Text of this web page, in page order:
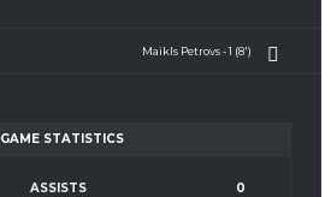
Maikls Petrovs - 1 (8')
GAME STATISTICS
ASSISTS 0